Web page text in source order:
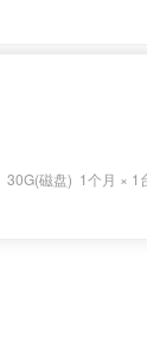
30G(磁盘) 1个月 × 1